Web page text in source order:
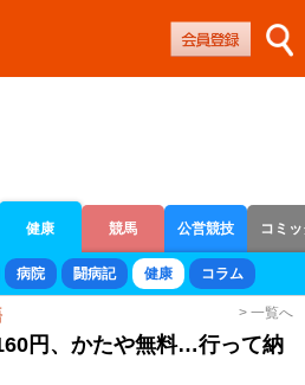
健康 競馬 公営競技 コミ
ース
病院 闘病記 健康 コラム
> 一覧へ
円、かたや無料…行って納